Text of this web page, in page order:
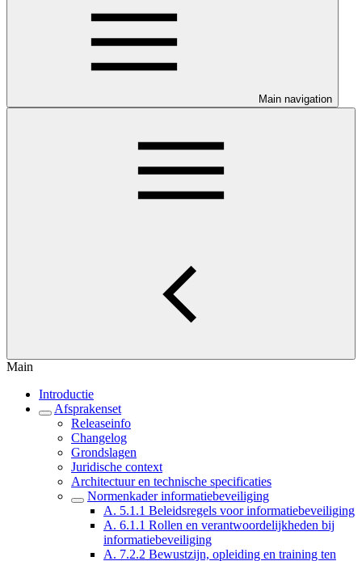
Main navigation
Main
Introductie
Afsprakenset
Releaseinfo
Changelog
Grondslagen
Juridische context
Architectuur en technische specificaties
Normenkader informatiebeveiliging
A. 5.1.1 Beleidsregels voor informatiebeveiliging
A. 6.1.1 Rollen en verantwoordelijkheden bij
informatiebeveiliging
A. 7.2.2 Bewustzijn, opleiding en training ten